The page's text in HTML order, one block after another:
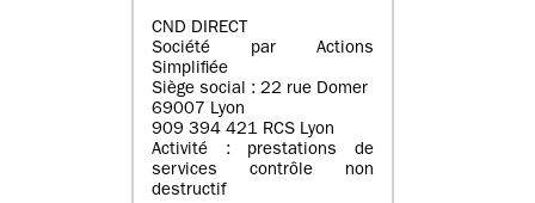
CND DIRECT
Société par Actions
Simplifiée
Siège social : 22 rue Domer
69007 Lyon
909 394 421 RCS Lyon
Activité : prestations de
services contrôle non
destructif